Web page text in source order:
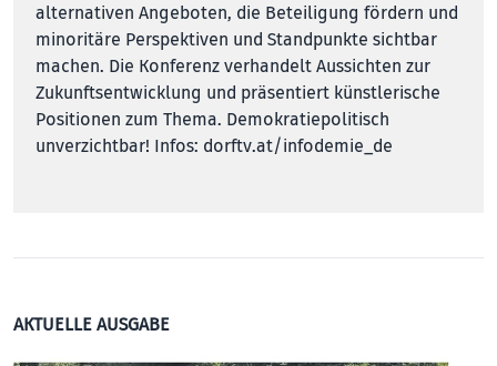
alternativen Angeboten, die Beteiligung fördern und
minoritäre Perspektiven und Standpunkte sichtbar
machen. Die Konferenz verhandelt Aussichten zur
Zukunftsentwicklung und präsentiert künstlerische
Positionen zum Thema. Demokratiepolitisch
unverzichtbar! Infos: dorftv.at/infodemie_de
AKTUELLE AUSGABE